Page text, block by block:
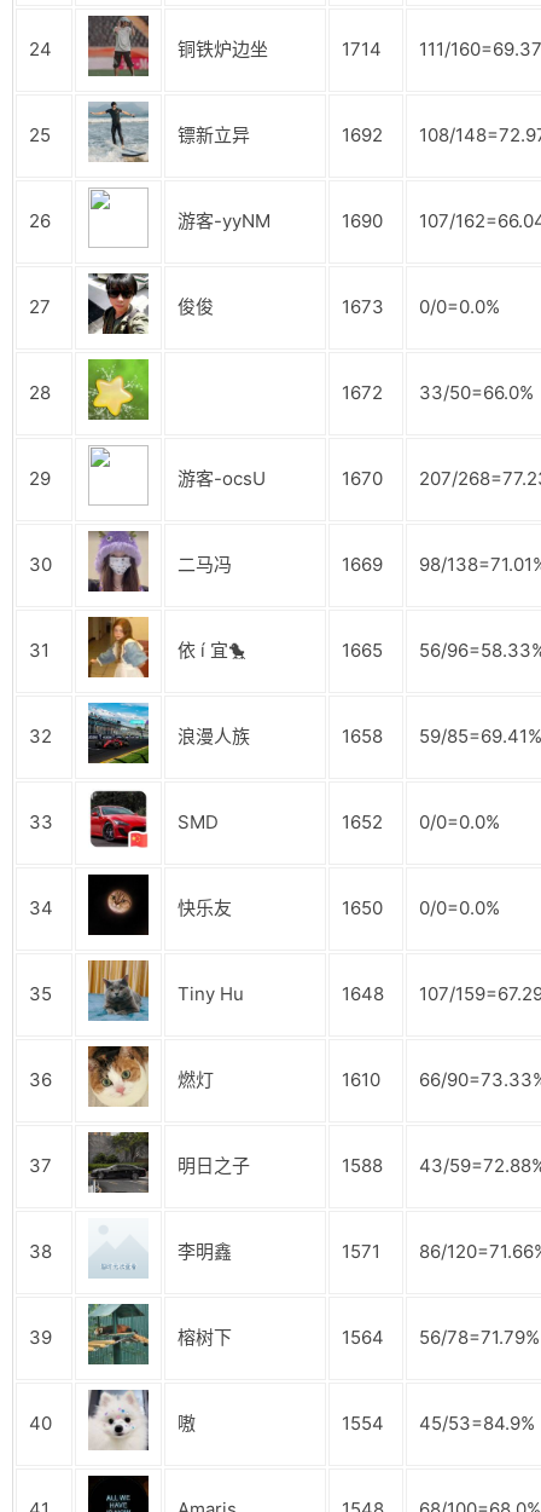
24 铜铁炉边坐 1714 111/
25 镖新立异 1692 108/
26 游客-yyNM 1690 107/
27 俊俊 1673 0/0=0.0%
28 1672 33/50=66.0%
29 游客-ocsU 1670 207/
30 二马冯 1669 98/
31 依 í 宜🐤 1665 56/
32 浪漫人族 1658 59/85=69.41%
33 SMD 1652 0/0=0.0%
34 快乐友 1650 0/0=0.0%
35 Tiny Hu 1648 107/
36 燃灯 1610 66/
37 明日之子 1588 43/
38 李明鑫 1571 86/
39 榕树下 1564 56/78=71.79%
40 嗷 1554 45/53=84.9%